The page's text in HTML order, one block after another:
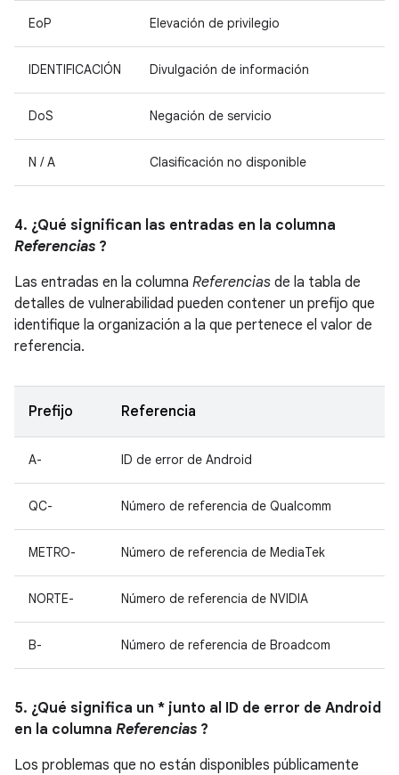
EoP Elevación de privilegio
IDENTIFICACIÓN Divulgación de información
DoS Negación de servicio
N / A Clasificación no disponible
4. ¿Qué significan las entradas en la columna
Referencias ?
Las entradas en la columna Referencias de la tabla de
detalles de vulnerabilidad pueden contener un prefijo que
identifique la organización a la que pertenece el valor de
referencia.
Prefijo Referencia
A- ID de error de Android
QC- Número de referencia de Qualcomm
METRO- Número de referencia de MediaTek
NORTE- Número de referencia de NVIDIA
B- Número de referencia de Broadcom
5. ¿Qué significa un * junto al ID de error de Android
en la columna Referencias ?
Los problemas que no están disponibles públicamente